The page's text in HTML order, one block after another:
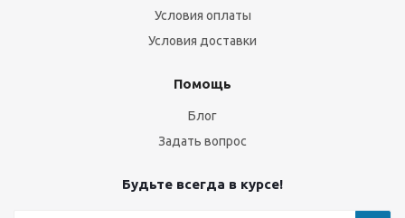
Условия оплаты
Условия доставки
Помощь
Блог
Задать вопрос
Будьте всегда в курсе!